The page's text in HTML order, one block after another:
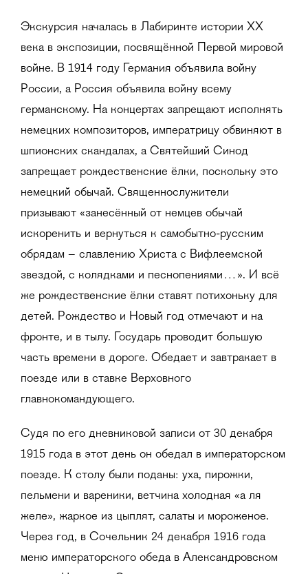
Экскурсия началась в Лабиринте истории ХХ
века в экспозиции, посвящённой Первой мировой
войне. В 1914 году Германия объявила войну
России, а Россия объявила войну всему
германскому. На концертах запрещают исполнять
немецких композиторов, императрицу обвиняют в
шпионских скандалах, а Святейший Синод
запрещает рождественские ёлки, поскольку это
немецкий обычай. Священнослужители
призывают «занесённый от немцев обычай
искоренить и вернуться к самобытно-русским
обрядам – славлению Христа с Вифлеемской
звездой, с колядками и песнопениями…». И всё
же рождественские ёлки ставят потихоньку для
детей. Рождество и Новый год отмечают и на
фронте, и в тылу. Государь проводит большую
часть времени в дороге. Обедает и завтракает в
поезде или в ставке Верховного
главнокомандующего.
Судя по его дневниковой записи от 30 декабря
1915 года в этот день он обедал в императорском
поезде. К столу были поданы: уха, пирожки,
пельмени и вареники, ветчина холодная «а ля
желе», жаркое из цыплят, салаты и мороженое.
Через год, в Сочельник 24 декабря 1916 года
меню императорского обеда в Александровском